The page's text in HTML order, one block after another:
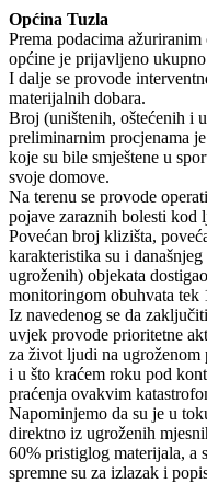
Općina Tuzla
Prema podacima
općine je prijavljeno
I dalje se provode
materijalnih dobara.
Broj (uništenih, oštećenih i
preliminarnim procjenama
koje su bile smještene u
svoje domove.
Na terenu se provode
pojave zaraznih bolesti kod
Povećan broj klizišta,
karakteristika su i
ugroženih) objekata
monitoringom obuhvata tek
Iz navedenog se da
uvjek provode prioritetne
za život ljudi na
i u što kraćem roku pod
praćenja ovakvim
Napominjemo da su je u
direktno iz ugroženih
60% pristiglog materijala, a
spremne su za izlazak i